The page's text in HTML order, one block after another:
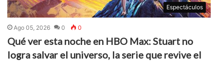
Espectáculos
Ago 05, 2026 0 0
Qué ver esta noche en HBO Max: Stuart no
logra salvar el universo, la serie que revive el